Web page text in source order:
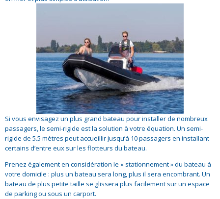
Si vous envisagez un plus grand bateau pour installer de nombreux
passagers, le semi-rigide est la solution à votre équation. Un semi-
rigide de 5.5 mètres peut accueillir jusqu’à 10 passagers en installant
certains d’entre eux sur les flotteurs du bateau.
Prenez également en considération le « stationnement » du bateau à
votre domicile : plus un bateau sera long, plus il sera encombrant. Un
bateau de plus petite taille se glissera plus facilement sur un espace
de parking ou sous un carport.